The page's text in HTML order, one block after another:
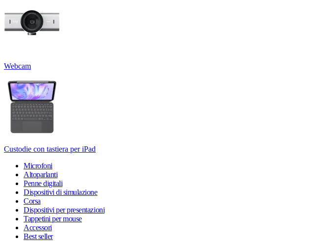
Webcam
Custodie con tastiera per iPad
Microfoni
Altoparlanti
Penne digitali
Dispositivi di simulazione
Corsa
Dispositivi per presentazioni
Tappetini per mouse
Accessori
Best seller